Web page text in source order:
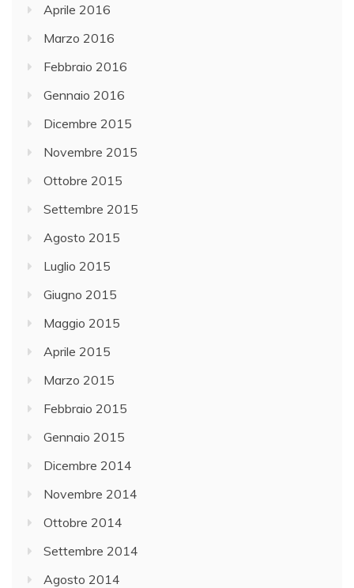
Aprile 2016
Marzo 2016
Febbraio 2016
Gennaio 2016
Dicembre 2015
Novembre 2015
Ottobre 2015
Settembre 2015
Agosto 2015
Luglio 2015
Giugno 2015
Maggio 2015
Aprile 2015
Marzo 2015
Febbraio 2015
Gennaio 2015
Dicembre 2014
Novembre 2014
Ottobre 2014
Settembre 2014
Agosto 2014